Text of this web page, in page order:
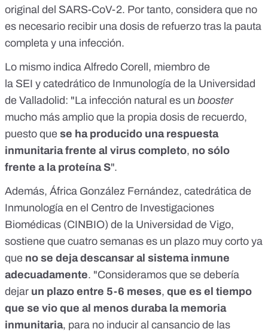
original del SARS-CoV-2. Por tanto, considera que no
es necesario recibir una dosis de refuerzo tras la pauta
completa y una infección.
Lo mismo indica Alfredo Corell, miembro de
la SEI y catedrático de Inmunología de la Universidad
de Valladolid: "La infección natural es un booster
mucho más amplio que la propia dosis de recuerdo,
puesto que se ha producido una respuesta
inmunitaria frente al virus completo, no sólo
frente a la proteína S".
Además, África González Fernández, catedrática de
Inmunología en el Centro de Investigaciones
Biomédicas (CINBIO) de la Universidad de Vigo,
sostiene que cuatro semanas es un plazo muy corto ya
que no se deja descansar al sistema inmune
adecuadamente. "Consideramos que se debería
dejar un plazo entre 5-6 meses, que es el tiempo
que se vio que al menos duraba la memoria
inmunitaria, para no inducir al cansancio de las